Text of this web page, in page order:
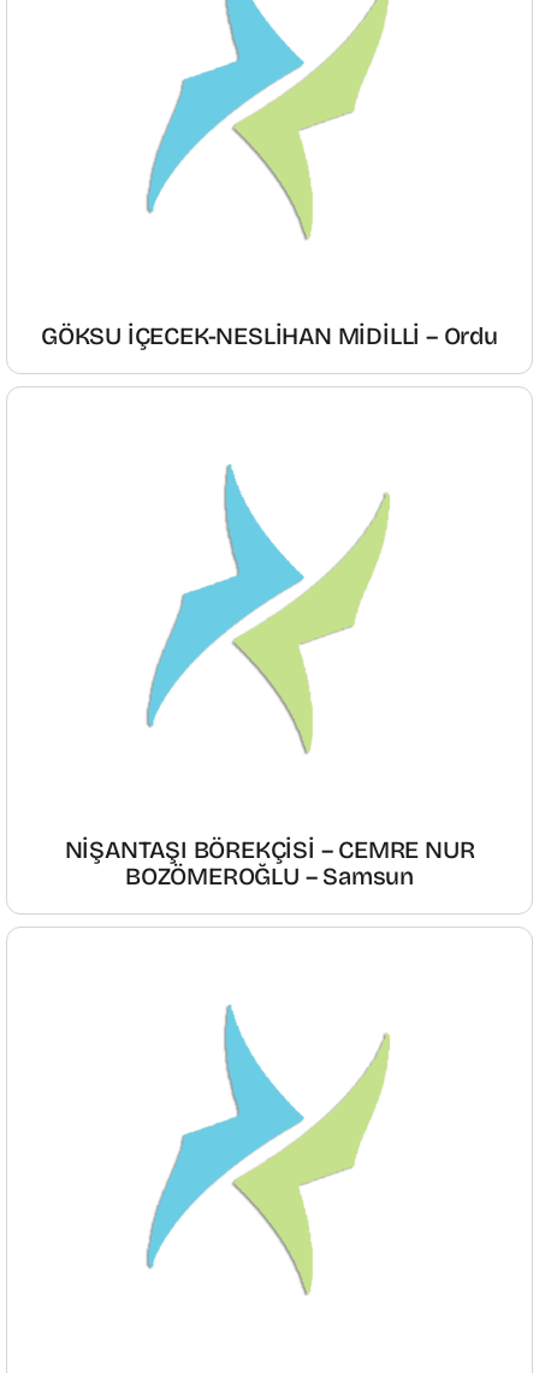
GÖKSU İÇECEK-NESLİHAN MİDİLLİ – Ordu
NİŞANTAŞI BÖREKÇİSİ – CEMRE NUR
BOZÖMEROĞLU – Samsun